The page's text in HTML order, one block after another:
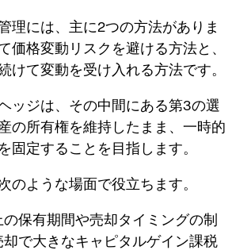
理には、主に2つの方法がありま
価格変動リスクを避ける方法と、
けて変動を受け入れる方法です。
ッジは、その中間にある第3の選
の所有権を維持したまま、一時的
固定することを目指します。
のような場面で役立ちます。
保有期間や売却タイミングの制
で大きなキャピタルゲイン課税